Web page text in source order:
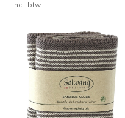
Incl. btw